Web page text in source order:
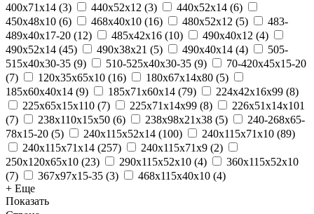
400х71х14 (3) 440x52x12 (3) 440х52х14 (6)
450x48x10 (6) 468x40x10 (16) 480х52х12 (5)
483-
489x40x17-20 (12) 485х42х16 (10) 490x40x12 (4)
490x52x14 (45) 490х38х21 (5) 490х40х14 (4)
505-
515x40x30-35 (9) 510-525x40x30-35 (9)
70-420x45x15-20
(7) 120x35x65x10 (16) 180х67х14х80 (5)
185x60x40x14 (9) 185х71х60х14 (79) 224х42х16х99 (8)
225х65х15х110 (7) 225х71х14х99 (8)
226х51х14х101
(7) 238х110х15х50 (6) 238х98х21х38 (5)
240-268x65-
78x15-20 (5) 240x115x52x14 (100) 240x115x71x10 (89)
240x115x71x14 (257) 240x115x71x9 (2)
250x120x65x10 (23) 290x115x52x10 (4)
360x115x52x10
(7) 367x97x15-35 (3) 468x115x40x10 (4)
+ Еще
Показать